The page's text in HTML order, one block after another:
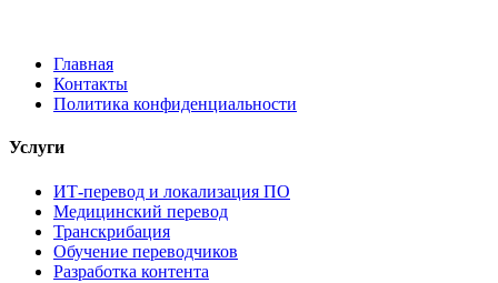
Главная
Контакты
Политика конфиденциальности
Услуги
ИТ-перевод и локализация ПО
Медицинский перевод
Транскрибация
Обучение переводчиков
Разработка контента